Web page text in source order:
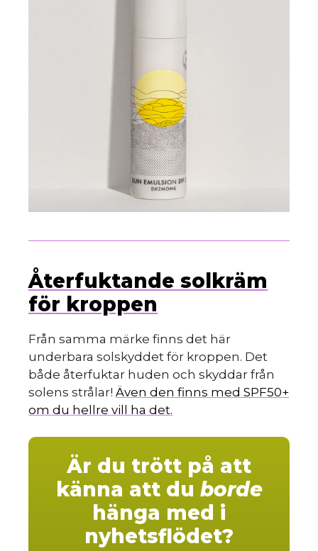
Återfuktande solkräm
för kroppen
Från samma märke finns det här
underbara solskyddet för kroppen. Det
både återfuktar huden och skyddar från
solens strålar! Även den finns med SPF50+
om du hellre vill ha det.
Är du trött på att
känna att du borde
hänga med i
nyhetsflödet?